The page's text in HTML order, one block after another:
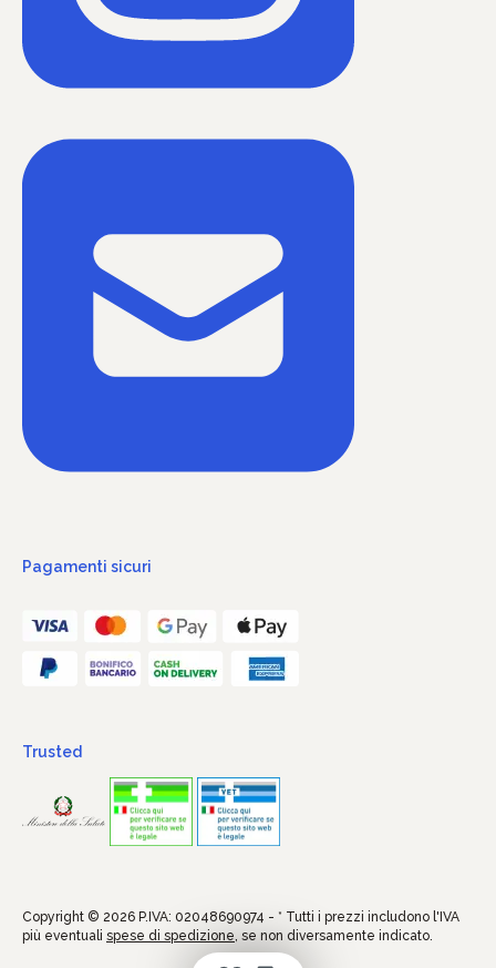
Pagamenti sicuri
Trusted
Copyright © 2026 P.IVA: 02048690974 - * Tutti i prezzi includono l'IVA
più eventuali spese di spedizione, se non diversamente indicato.